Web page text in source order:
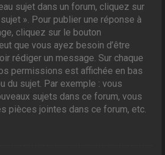
sujet dans un forum, cliquez sur
». Pour publier une réponse à
cliquez sur le bouton
que vous ayez besoin d’être
rédiger un message. Sur chaque
permissions est affichée en bas
du sujet. Par exemple : vous
sujets dans ce forum, vous
pièces jointes dans ce forum, etc.